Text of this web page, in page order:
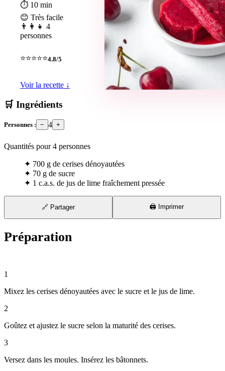
⏱ 10 min
😊 Très facile
👨‍👩‍👧 4
personnes
⭐⭐⭐⭐⭐4.8/5
Voir la recette ↓
🛒 Ingrédients
Personnes : − 4 +
Quantités pour4 personnes
✦ 700 g de cerises dénoyautées
✦ 70 g de sucre
✦ 1 c.a.s. de jus de lime fraîchement pressée
🔗 Partager 🖨️ Imprimer
Préparation
1
Mixez les cerises dénoyautées avec le sucre et le jus de lime.
2
Goûtez et ajustez le sucre selon la maturité des cerises.
3
Versez dans les moules. Insérez les bâtonnets.